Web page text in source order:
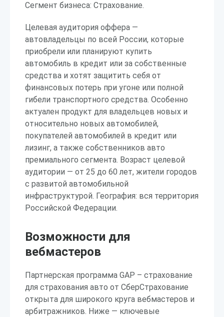
Сегмент бизнеса: Страхование.
Целевая аудитория оффера —
автовладельцы по всей России, которые
приобрели или планируют купить
автомобиль в кредит или за собственные
средства и хотят защитить себя от
финансовых потерь при угоне или полной
гибели транспортного средства. Особенно
актуален продукт для владельцев новых и
относительно новых автомобилей,
покупателей автомобилей в кредит или
лизинг, а также собственников авто
премиального сегмента. Возраст целевой
аудитории — от 25 до 60 лет, жители городов
с развитой автомобильной
инфраструктурой. География: вся территория
Российской Федерации.
Возможности для
вебмастеров
Партнерская программа GAP – страхование
для страхования авто от СберСтрахование
открыта для широкого круга вебмастеров и
арбитражников. Ниже — ключевые